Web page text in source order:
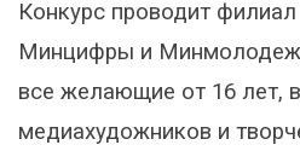
Конкурс проводит
Минцифры и
все желающие от 16 лет,
медиахудожников и